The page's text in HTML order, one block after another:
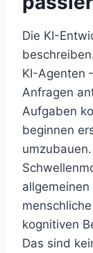
Die KI-
KI-Agenten
Anfragen
Aufgaben
beginnen
kognitiven
Das sind